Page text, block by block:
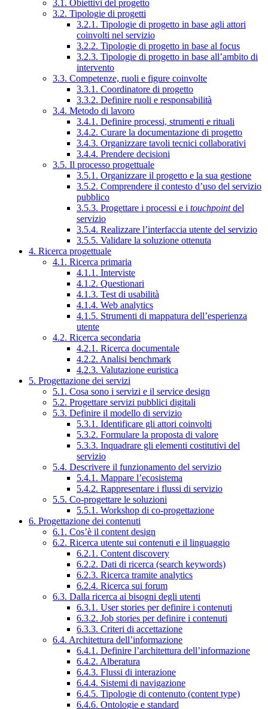
3.1. Obiettivi del progetto
3.2. Tipologie di progetti
3.2.1. Tipologie di progetto in base agli attori
coinvolti nel servizio
3.2.2. Tipologie di progetto in base al focus
3.2.3. Tipologie di progetto in base all’ambito di
intervento
3.3. Competenze, ruoli e figure coinvolte
3.3.1. Coordinatore di progetto
3.3.2. Definire ruoli e responsabilità
3.4. Metodo di lavoro
3.4.1. Definire processi, strumenti e rituali
3.4.2. Curare la documentazione di progetto
3.4.3. Organizzare tavoli tecnici collaborativi
3.4.4. Prendere decisioni
3.5. Il processo progettuale
3.5.1. Organizzare il progetto e la sua gestione
3.5.2. Comprendere il contesto d’uso del servizio
pubblico
3.5.3. Progettare i processi e i touchpointdel
servizio
3.5.4. Realizzare l’interfaccia utente del servizio
3.5.5. Validare la soluzione ottenuta
4. Ricerca progettuale
4.1. Ricerca primaria
4.1.1. Interviste
4.1.2. Questionari
4.1.3. Test di usabilità
4.1.4. Web analytics
4.1.5. Strumenti di mappatura dell’esperienza
utente
4.2. Ricerca secondaria
4.2.1. Ricerca documentale
4.2.2. Analisi benchmark
4.2.3. Valutazione euristica
5. Progettazione dei servizi
5.1. Cosa sono i servizi e il service design
5.2. Progettare servizi pubblici digitali
5.3. Definire il modello di servizio
5.3.1. Identificare gli attori coinvolti
5.3.2. Formulare la proposta di valore
5.3.3. Inquadrare gli elementi costitutivi del
servizio
5.4. Descrivere il funzionamento del servizio
5.4.1. Mappare l’ecosistema
5.4.2. Rappresentare i flussi di servizio
5.5. Co-progettare le soluzioni
5.5.1. Workshop di co-progettazione
6. Progettazione dei contenuti
6.1. Cos’è il content design
6.2. Ricerca utente sui contenuti e il linguaggio
6.2.1. Content discovery
6.2.2. Dati di ricerca (search keywords)
6.2.3. Ricerca tramite analytics
6.2.4. Ricerca sui forum
6.3. Dalla ricerca ai bisogni degli utenti
6.3.1. User stories per definire i contenuti
6.3.2. Job stories per definire i contenuti
6.3.3. Criteri di accettazione
6.4. Architettura dell’informazione
6.4.1. Definire l’architettura dell’informazione
6.4.2. Alberatura
6.4.3. Flussi di interazione
6.4.4. Sistemi di navigazione
6.4.5. Tipologie di contenuto (content type)
6.4.6. Ontologie e standard